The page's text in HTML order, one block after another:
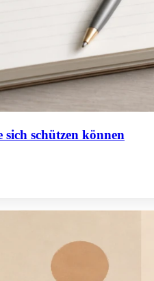
sich schützen können